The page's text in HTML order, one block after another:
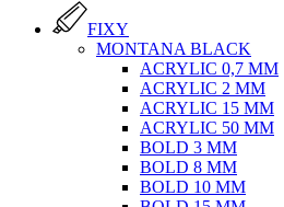
FIXY
MONTANA BLACK
ACRYLIC 0,7 MM
ACRYLIC 2 MM
ACRYLIC 15 MM
ACRYLIC 50 MM
BOLD 3 MM
BOLD 8 MM
BOLD 10 MM